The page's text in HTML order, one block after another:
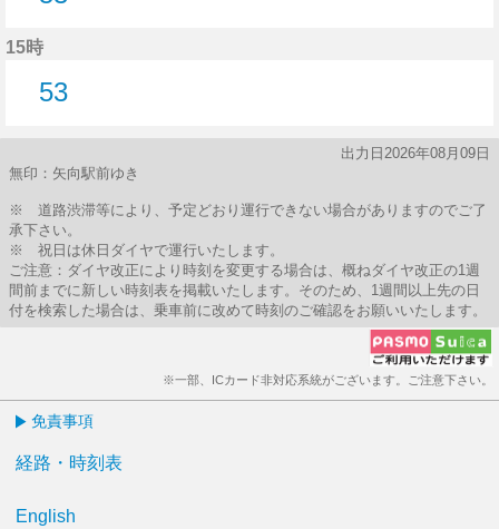
15時
53
出力日2026年08月09日
無印：矢向駅前ゆき
※ 道路渋滞等により、予定どおり運行できない場合がありますのでご了
承下さい。
※ 祝日は休日ダイヤで運行いたします。
ご注意：ダイヤ改正により時刻を変更する場合は、概ねダイヤ改正の1週
間前までに新しい時刻表を掲載いたします。そのため、1週間以上先の日
付を検索した場合は、乗車前に改めて時刻のご確認をお願いいたします。
※一部、ICカード非対応系統がございます。ご注意下さい。
免責事項
経路・時刻表
English